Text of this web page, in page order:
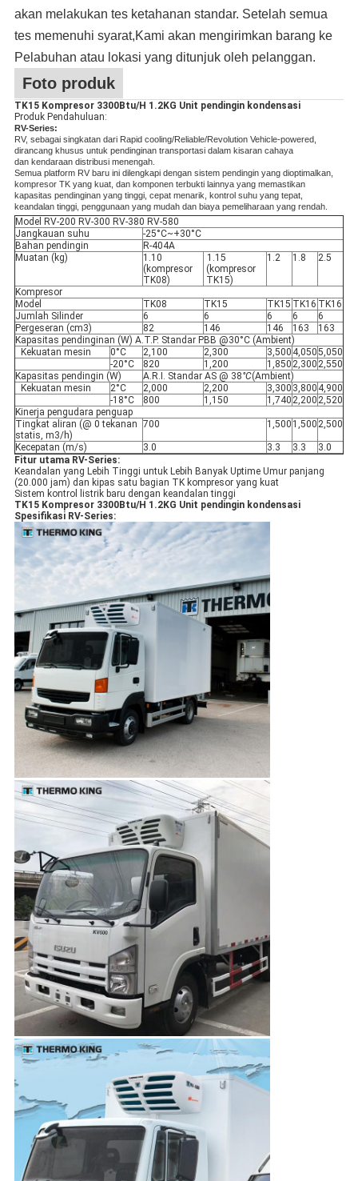
akan melakukan tes ketahanan standar. Setelah semua
tes memenuhi syarat,Kami akan mengirimkan barang ke
Pelabuhan atau lokasi yang ditunjuk oleh pelanggan.
Foto produk
TK15 Kompresor 3300Btu/H 1.2KG Unit pendingin kondensasi
Produk Pendahuluan:
RV-Series:
RV, sebagai singkatan dari Rapid cooling/Reliable/Revolution Vehicle-powered,
dirancang khusus untuk pendinginan transportasi dalam kisaran cahaya
dan kendaraan distribusi menengah.
Semua platform RV baru ini dilengkapi dengan sistem pendingin yang dioptimalkan,
kompresor TK yang kuat, dan komponen terbukti lainnya yang memastikan
kapasitas pendinginan yang tinggi, cepat menarik, kontrol suhu yang tepat,
keandalan tinggi, penggunaan yang mudah dan biaya pemeliharaan yang rendah.
Model RV-200 RV-300 RV-380 RV-580
Jangkauan suhu
-25°C~+30°C
Bahan pendingin
R-404A
Muatan (kg)
1.10
(kompresor
TK08)
1.15
(kompresor
TK15)
1.2 1.8 2.5
Kompresor
Model
TK08 TK15 TK15 TK16 TK16
Jumlah Silinder
6 6 6 6
6
Pergeseran (cm3)
82 146 146 163
163
Kapasitas pendinginan (W) A.T.P. Standar PBB @30°C (Ambient)
Kekuatan mesin
0°C 2,100 2,300 3,500 4,0505,050
-20°C
820 1,200 1,8502,3002,550
Kapasitas pendingin (W)
A.R.I. Standar AS @ 38°C(Ambient)
Kekuatan mesin
2°C 2,000 2,200 3,300 3,800 4,900
-18°C
800 1,150 1,7402,2002,520
Kinerja pengudara penguap
Tingkat aliran (@ 0 tekanan
statis, m3/h)
700 1,500 1,5002,500
Kecepatan (m/s) 3.0 3.3 3.3
3.0
Fitur utama RV-Series:
Keandalan yang Lebih Tinggi untuk Lebih Banyak Uptime Umur panjang
(20.000 jam) dan kipas satu bagian TK kompresor yang kuat
Sistem kontrol listrik baru dengan keandalan tinggi
TK15 Kompresor 3300Btu/H 1.2KG Unit pendingin kondensasi
Spesifikasi RV-Series: